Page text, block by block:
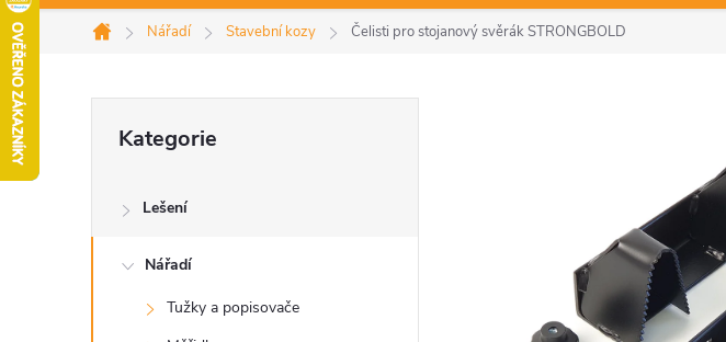
Domů
Nářadí Stavební kozy Čelisti pro stojanový svěrák STRONGBOLD
s
kategorie
Kategorie
Lešení
Nářadí
Tužky a popisovače